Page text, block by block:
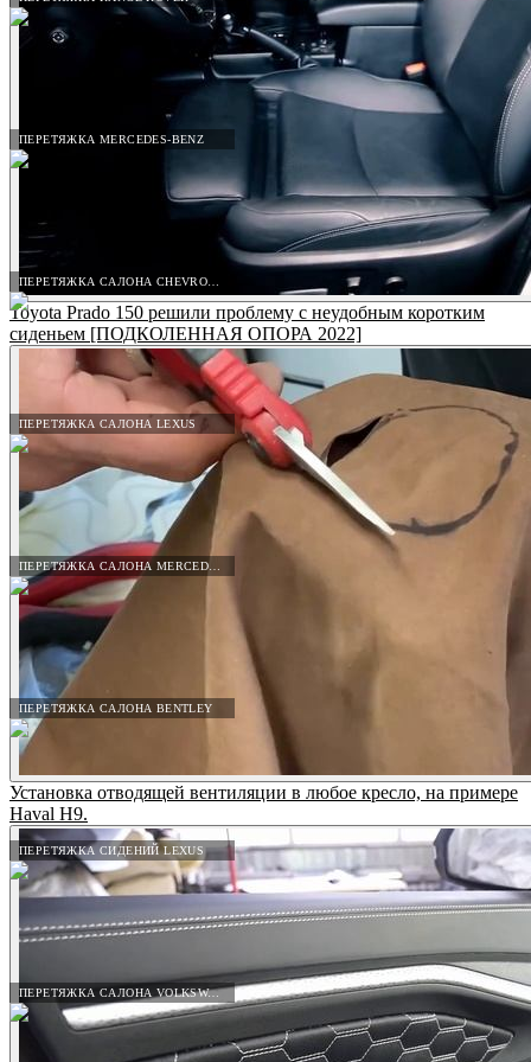
ПЕРЕТЯЖКА MERCEDES-BENZ
ПЕРЕТЯЖКА САЛОНА LEXUS
ПЕРЕТЯЖКА САЛОНА BENTLEY
ПЕРЕТЯЖКА СИДЕНИЙ LEXUS
ПЕРЕТЯЖКА САЛОНА VOLKSWAGEN
Toyota Prado 150 решили проблему с неудобным коротким
сиденьем [ПОДКОЛЕННАЯ ОПОРА 2022]
Установка отводящей вентиляции в любое кресло, на примере
Haval H9.